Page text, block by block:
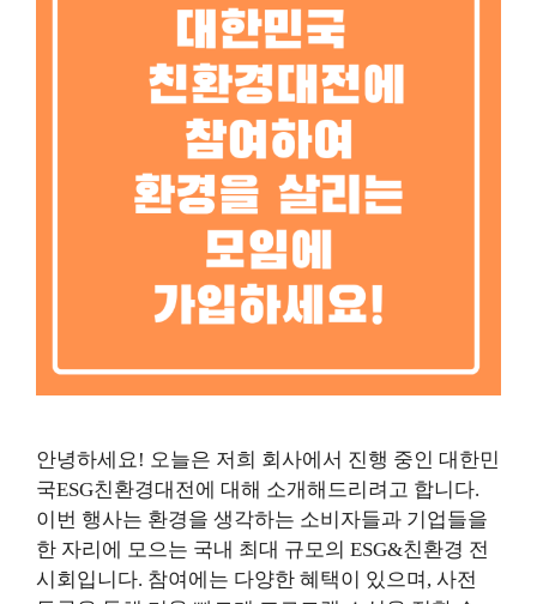
안녕하세요! 오늘은 저희 회사에서 진행 중인 대한민
국ESG친환경대전에 대해 소개해드리려고 합니다.
이번 행사는 환경을 생각하는 소비자들과 기업들을
한 자리에 모으는 국내 최대 규모의 ESG&친환경 전
시회입니다. 참여에는 다양한 혜택이 있으며, 사전